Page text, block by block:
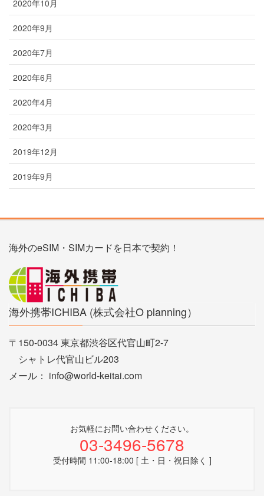
2020年10月
2020年9月
2020年7月
2020年6月
2020年4月
2020年3月
2019年12月
2019年9月
海外のeSIM・SIMカードを日本で契約！
海外携帯ICHIBA (株式会社O planning）
〒150-0034 東京都渋谷区代官山町2-7
シャトレ代官山ビル203
メール： info@world-keitai.com
お気軽にお問い合わせください。
03-3496-5678
受付時間 11:00-18:00 [ 土・日・祝日除く ]